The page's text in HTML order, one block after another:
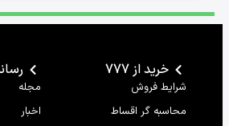
خرید از 777
شرایط فروش
محاسبه گر اقساط
رسانه
مجله
اخبار